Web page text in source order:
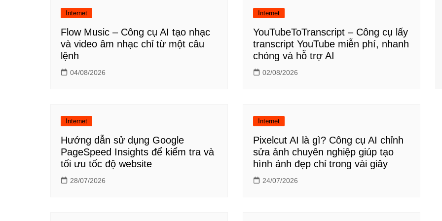
viếtInternet
Flow Music – Công cụ AI tạo nhạc
và video âm nhạc chỉ từ một câu
lệnh
04/08/2026
Internet
YouTubeToTranscript – Công cụ lấy
transcript YouTube miễn phí, nhanh
chóng và hỗ trợ AI
02/08/2026
Internet
Hướng dẫn sử dụng Google
PageSpeed Insights để kiểm tra và
tối ưu tốc độ website
28/07/2026
Internet
Pixelcut AI là gì? Công cụ AI chỉnh
sửa ảnh chuyên nghiệp giúp tạo
hình ảnh đẹp chỉ trong vài giây
24/07/2026